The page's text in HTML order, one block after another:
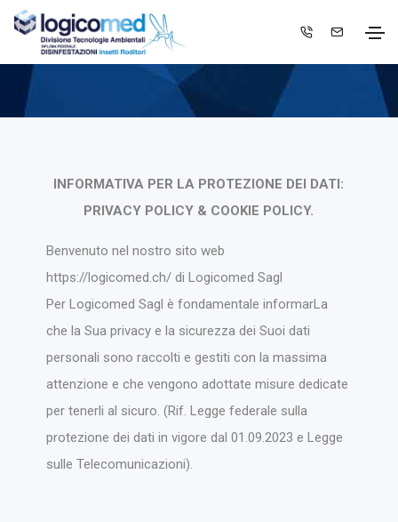
INFORMATIVA PER LA PROTEZIONE DEI DATI:
PRIVACY POLICY & COOKIE POLICY.
Benvenuto nel nostro sito web
https://logicomed.ch/ di Logicomed Sagl
Per Logicomed Sagl è fondamentale informarLa
che la Sua privacy e la sicurezza dei Suoi dati
personali sono raccolti e gestiti con la massima
attenzione e che vengono adottate misure dedicate
per tenerli al sicuro. (Rif. Legge federale sulla
protezione dei dati in vigore dal 01.09.2023 e Legge
sulle Telecomunicazioni).